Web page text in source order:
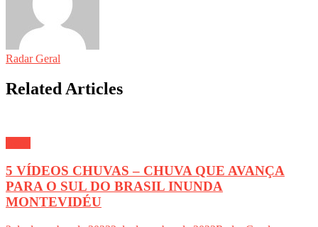
Radar Geral
Related Articles
5 VÍDEOS CHUVAS – CHUVA QUE AVANÇA
PARA O SUL DO BRASIL INUNDA
MONTEVIDÉU